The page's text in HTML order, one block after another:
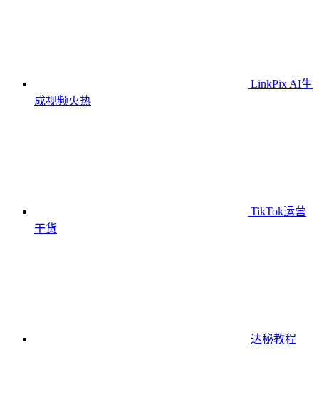
LinkPix AI生
成视频火热
TikTok运营
干货
达秘教程